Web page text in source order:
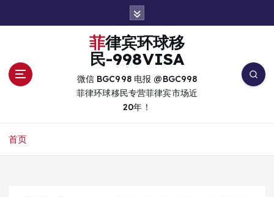
菲律宾环球移
民-998VISA
微信 BGC998 电报 @BGC998
菲律环球移民专营菲律宾市场近
20年！
首页